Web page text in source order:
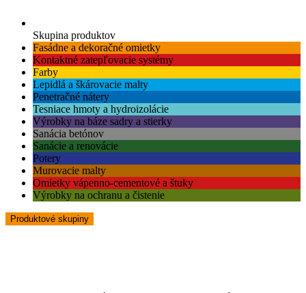
Skupina produktov
Fasádne a dekoračné omietky
Kontaktné zatepľovacie systémy
Farby
Lepidlá a škárovacie malty
Penetračné nátery
Tesniace hmoty a hydroizolácie
Výrobky na báze sadry a stierky
Sanácia betónov
Sanácie a renovácie
Potery
Murovacie malty
Omietky vápenno-cementové a štuky
Výrobky na ochranu a čistenie
Produktové skupiny